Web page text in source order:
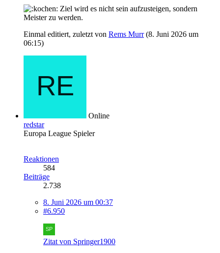
Ziel wird es nicht sein aufzusteigen, sondern
Meister zu werden.
Einmal editiert, zuletzt von Rems Murr(8. Juni 2026 um
06:15)
Online
redstar
Europa League Spieler
Reaktionen
584
Beiträge
2.738
8. Juni 2026 um 00:37
#6.950
Zitat von Springer1900